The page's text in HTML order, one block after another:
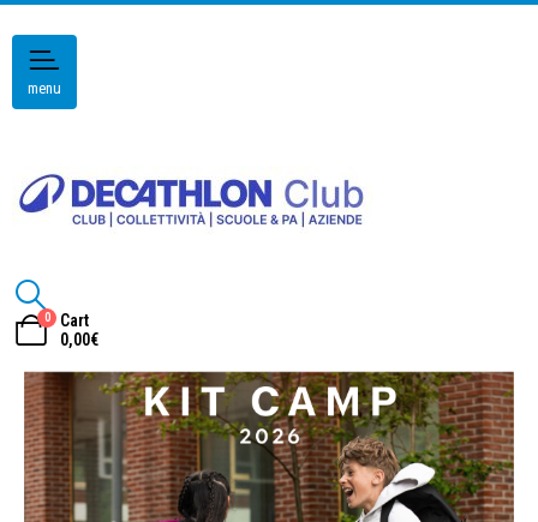
menu
0
Cart
0,00€